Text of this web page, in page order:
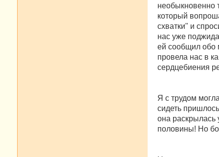
необыкновенно
который
схватки" и
нас уже
ей сообщил обо
провела нас в
сердцебиения
Я с трудом
сидеть
она раскрылась
половины! Но